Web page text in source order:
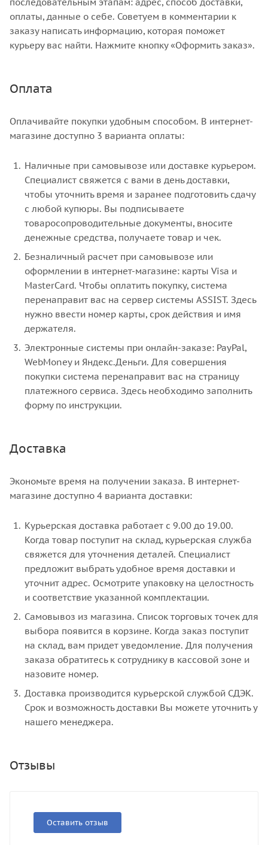
оплаты, данные о себе. Советуем в комментарии к
заказу написать информацию, которая поможет
курьеру вас найти. Нажмите кнопку «Оформить заказ».
Оплата
Оплачивайте покупки удобным способом. В интернет-
магазине доступно 3 варианта оплаты:
Наличные при самовывозе или доставке курьером.
Специалист свяжется с вами в день доставки,
чтобы уточнить время и заранее подготовить сдачу
с любой купюры. Вы подписываете
товаросопроводительные документы, вносите
денежные средства, получаете товар и чек.
Безналичный расчет при самовывозе или
оформлении в интернет-магазине: карты Visa и
MasterCard. Чтобы оплатить покупку, система
перенаправит вас на сервер системы ASSIST. Здесь
нужно ввести номер карты, срок действия и имя
держателя.
Электронные системы при онлайн-заказе: PayPal,
WebMoney и Яндекс.Деньги. Для совершения
покупки система перенаправит вас на страницу
платежного сервиса. Здесь необходимо заполнить
форму по инструкции.
Доставка
Экономьте время на получении заказа. В интернет-
магазине доступно 4 варианта доставки:
Курьерская доставка работает с 9.00 до 19.00.
Когда товар поступит на склад, курьерская служба
свяжется для уточнения деталей. Специалист
предложит выбрать удобное время доставки и
уточнит адрес. Осмотрите упаковку на целостность
и соответствие указанной комплектации.
Самовывоз из магазина. Список торговых точек для
выбора появится в корзине. Когда заказ поступит
на склад, вам придет уведомление. Для получения
заказа обратитесь к сотруднику в кассовой зоне и
назовите номер.
Доставка производится курьерской службой СДЭК.
Срок и возможность доставки Вы можете уточнить у
нашего менеджера.
Отзывы
Оставить отзыв